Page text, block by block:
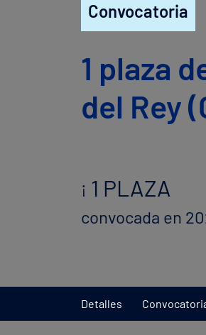
Convocatoria
1 plaza
del Rey
¡ 1 PLAZA
convocada en
Detalles